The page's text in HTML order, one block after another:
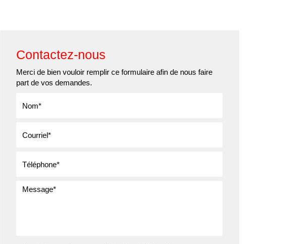
Contactez-nous
Merci de bien vouloir remplir ce formulaire afin de nous faire
part de vos demandes.